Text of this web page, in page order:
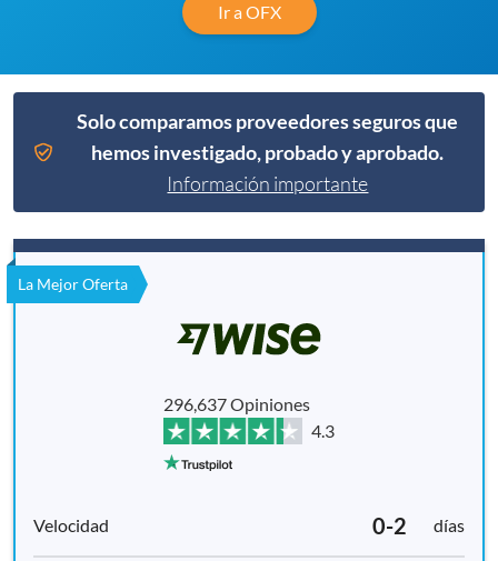
Ir a OFX
Solo comparamos proveedores seguros que
hemos investigado, probado y aprobado.
Información importante
La Mejor Oferta
296,637 Opiniones
4.3
0-2 días